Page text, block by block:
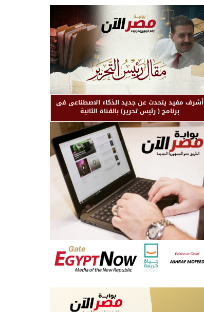
أشرف مفيد يتحدث عن جديد الذكاء الاصطناعى فى
برنامج ( رئيس تحرير) بالقناة الثانية